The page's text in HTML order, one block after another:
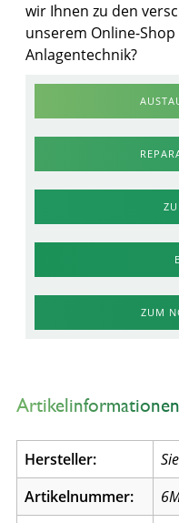
wir Ihnen zu den
unserem Online-
Anlagentechnik?
ZUM
Hersteller:
Artikelnummer: